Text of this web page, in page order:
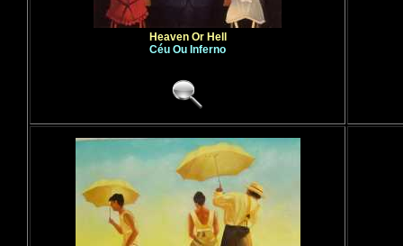
Heaven Or Hell
Céu Ou Inferno